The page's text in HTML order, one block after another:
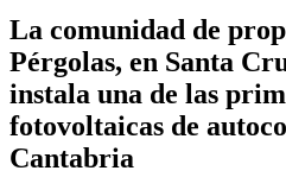
La comunidad de
Pérgolas, en Santa
instala una de las
fotovoltaicas de
Cantabria